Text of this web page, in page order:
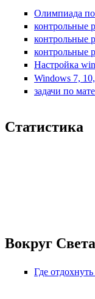
Олимпиада
контрольные
контрольные
контрольные
Настройка
Windows 7, 10,
задачи по
Статистика
Вокруг Света
Где